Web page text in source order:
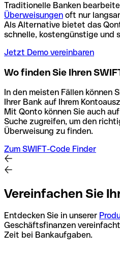
Traditionelle Banken
Überweisungen oft nur
Als Alternative bietet das
schnelle, kostengünstige und
Jetzt Demo vereinbaren
Wo finden Sie Ihren
In den meisten Fällen können
Ihrer Bank auf Ihrem
Mit Qonto können Sie auch
Suche zugreifen, um den
Überweisung zu finden.
Zum SWIFT-Code Finder
Vereinfachen Sie
Entdecken Sie in unserer
Geschäftsfinanzen
Zeit bei Bankaufgaben.